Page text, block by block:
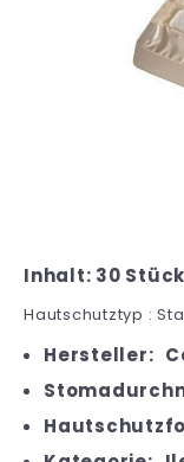
Inhalt: 30 Stück
Hautschutztyp :
Hersteller: